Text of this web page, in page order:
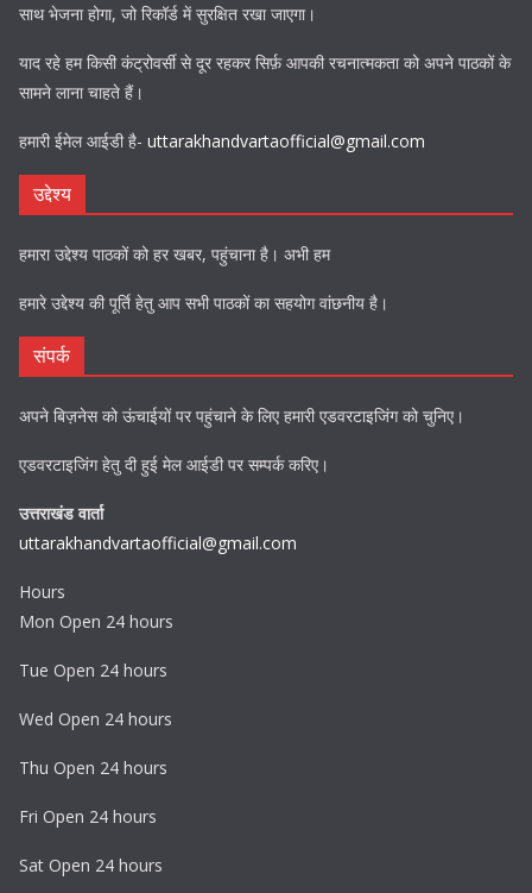
साथ भेजना होगा, जो रिकॉर्ड में सुरक्षित रखा जाएगा।
याद रहे हम किसी कंट्रोवर्सी से दूर रहकर सिर्फ़ आपकी रचनात्मकता को अपने पाठकों के
सामने लाना चाहते हैं।
हमारी ईमेल आईडी है- uttarakhandvartaofficial@gmail.com
उद्देश्य
हमारा उद्देश्य पाठकों को हर खबर, पहुंचाना है। अभी हम
हमारे उद्देश्य की पूर्ति हेतु आप सभी पाठकों का सहयोग वांछनीय है।
संपर्क
अपने बिज़नेस को ऊंचाईयों पर पहुंचाने के लिए हमारी एडवरटाइजिंग को चुनिए।
एडवरटाइजिंग हेतु दी हुई मेल आईडी पर सम्पर्क करिए।
उत्तराखंड वार्ता
uttarakhandvartaofficial@gmail.com
Hours
Mon Open 24 hours
Tue Open 24 hours
Wed Open 24 hours
Thu Open 24 hours
Fri Open 24 hours
Sat Open 24 hours